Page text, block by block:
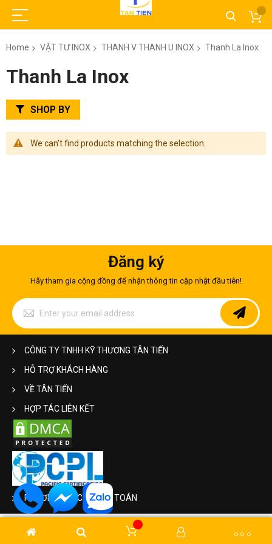
Home VẬT TƯ INOX THANH V THANH U INOX Thanh La Inox
Thanh La Inox
SHOP BY
We can't find products matching the selection.
Đăng ký
Hãy tham gia cộng đồng để nhận thông tin cập nhật đầu tiên!
Sign
Up
for
Our
Newsletter:
CÔNG TY TNHH KỸ THƯƠNG TÂN TIẾN
HỖ TRỢ KHÁCH HÀNG
VỀ TÂN TIẾN
HỢP TÁC LIÊN KẾT
PHƯƠNG THỨC THANH TOÁN